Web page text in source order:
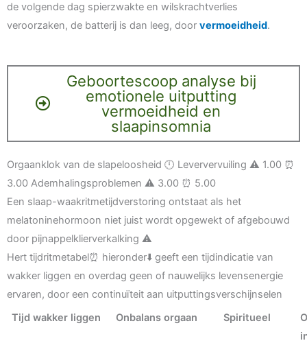
de volgende dag spierzwakte en wilskrachtverlies
veroorzaken, de batterij is dan leeg, door vermoeidheid.
Geboortescoop analyse bij
emotionele uitputting
vermoeidheid en
slaapinsomnia
Orgaanklok van de slapeloosheid 🕛 Leververvuiling ⚠️ 1.00 ⏰
3.00 Ademhalingsproblemen ⚠️ 3.00 ⏰ 5.00
Een slaap-waakritmetijdverstoring ontstaat als het
melatoninehormoon niet juist wordt opgewekt of afgebouwd
door pijnappelklierverkalking ⚠️
Hert tijdritmetabel⏰ hieronder⬇️ geeft een tijdindicatie van
wakker liggen en overdag geen of nauwelijks levensenergie
ervaren, door een continuïteit aan uitputtingsverschijnselen
Tijd wakker liggen
Onbalans orgaan Spiritueel